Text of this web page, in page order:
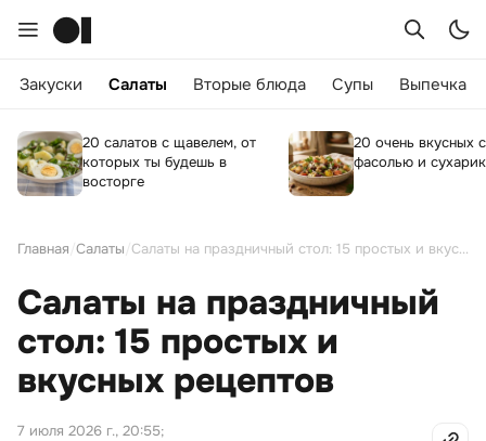
Закуски Салаты Вторые блюда Супы Выпечка
20 салатов с щавелем, от
которых ты будешь в
восторге
20 очень вкусных
фасолью и
Главная Салаты Салаты на праздничный стол: 15 простых и вкусных рецептов
Салаты на праздничный
стол: 15 простых и
вкусных рецептов
7 июля 2026 г., 20:55;